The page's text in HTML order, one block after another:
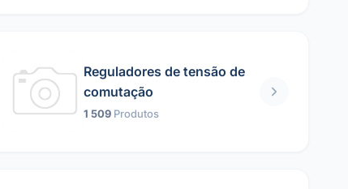
Reguladores de tensão de
comutação
1 509 Produtos